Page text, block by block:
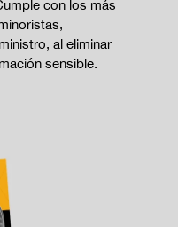
con los más
al eliminar
sensible.